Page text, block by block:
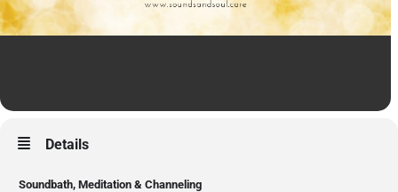
Details
Soundbath, Meditation & Channeling